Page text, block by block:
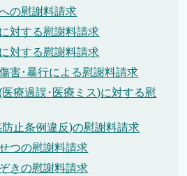
の慰謝料請求
対する慰謝料請求
対する慰謝料請求
害･暴行による慰謝料請求
医療過誤･医療ミス)に対する慰
止条例違反)の慰謝料請求
つの慰謝料請求
きの慰謝料請求